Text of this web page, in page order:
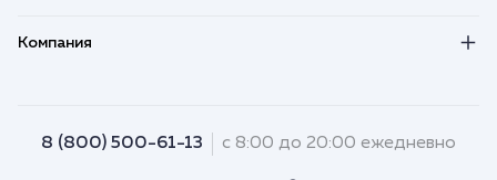
Компания
8 (800) 500-61-13 с 8:00 до 20:00 ежедневно